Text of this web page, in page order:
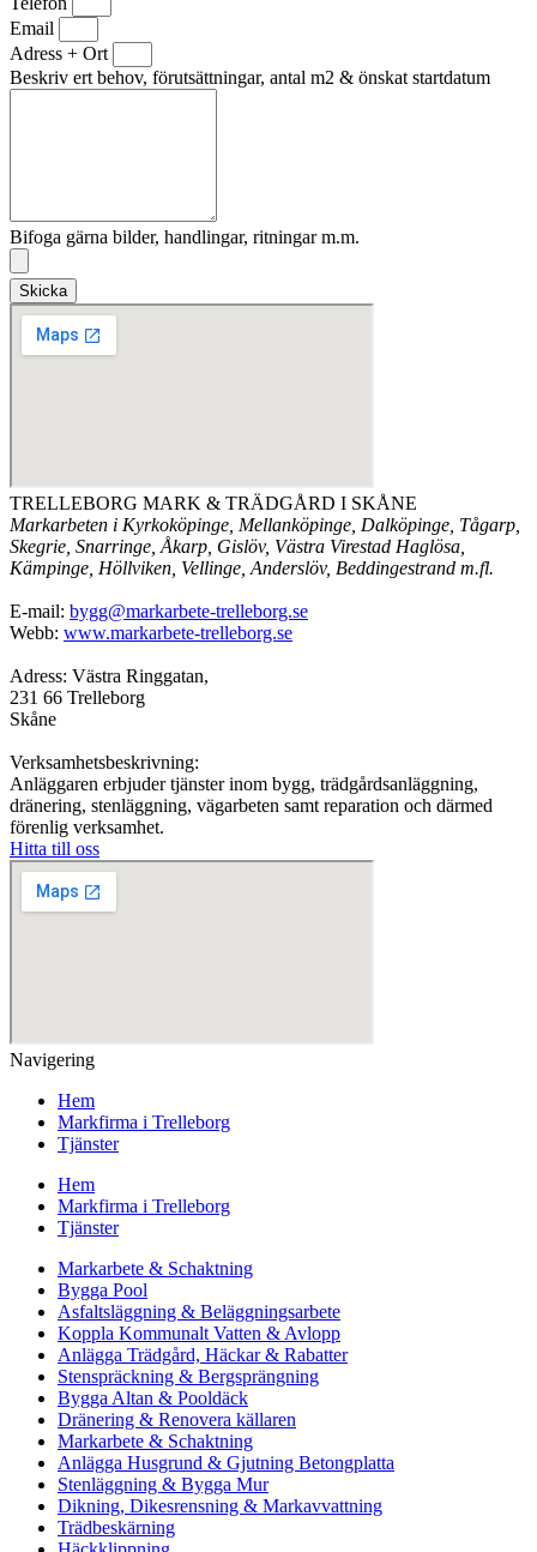
Email
Adress + Ort
Beskriv ert behov, förutsättningar, antal m2 & önskat startdatum
Bifoga gärna bilder, handlingar, ritningar m.m.
Skicka
TRELLEBORG MARK & TRÄDGÅRD I SKÅNE
Markarbeten i Kyrkoköpinge, Mellanköpinge, Dalköpinge, Tågarp,
Skegrie, Snarringe, Åkarp, Gislöv, Västra Virestad Haglösa,
Kämpinge, Höllviken, Vellinge, Anderslöv, Beddingestrand m.fl.
E-mail: bygg@markarbete-trelleborg.se
Webb: www.markarbete-trelleborg.se
Adress: Västra Ringgatan,
231 66 Trelleborg
Skåne
Verksamhetsbeskrivning:
Anläggaren erbjuder tjänster inom bygg, trädgårdsanläggning,
dränering, stenläggning, vägarbeten samt reparation och därmed
förenlig verksamhet.
Hitta till oss
Navigering
Hem
Markfirma i Trelleborg
Tjänster
Hem
Markfirma i Trelleborg
Tjänster
Markarbete & Schaktning
Bygga Pool
Asfaltsläggning & Beläggningsarbete
Koppla Kommunalt Vatten & Avlopp
Anlägga Trädgård, Häckar & Rabatter
Stenspräckning & Bergsprängning
Bygga Altan & Pooldäck
Dränering & Renovera källaren
Markarbete & Schaktning
Anlägga Husgrund & Gjutning Betongplatta
Stenläggning & Bygga Mur
Dikning, Dikesrensning & Markavvattning
Trädbeskärning